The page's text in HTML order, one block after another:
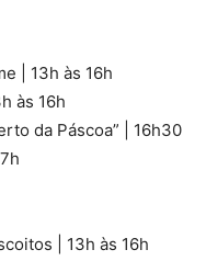
| 13h às 16h
às 16h
da Páscoa” | 16h30
| 13h às 16h